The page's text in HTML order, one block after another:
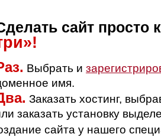
сайт просто
Выбрать и
имя.
Заказать хостинг,
заказать установку
сайта у нашего